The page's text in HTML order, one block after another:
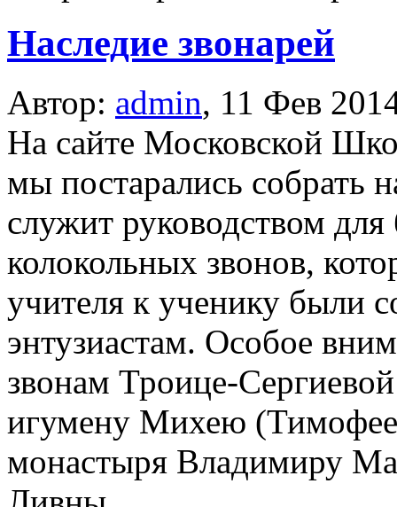
Наследие звонарей
Автор: admin, 11 Фев
На сайте Московской
мы постарались собрать
служит руководством
колокольных звонов,
учителя к ученику были
энтузиастам. Особое
звонам Троице-
игумену Михею
монастыря Владимиру